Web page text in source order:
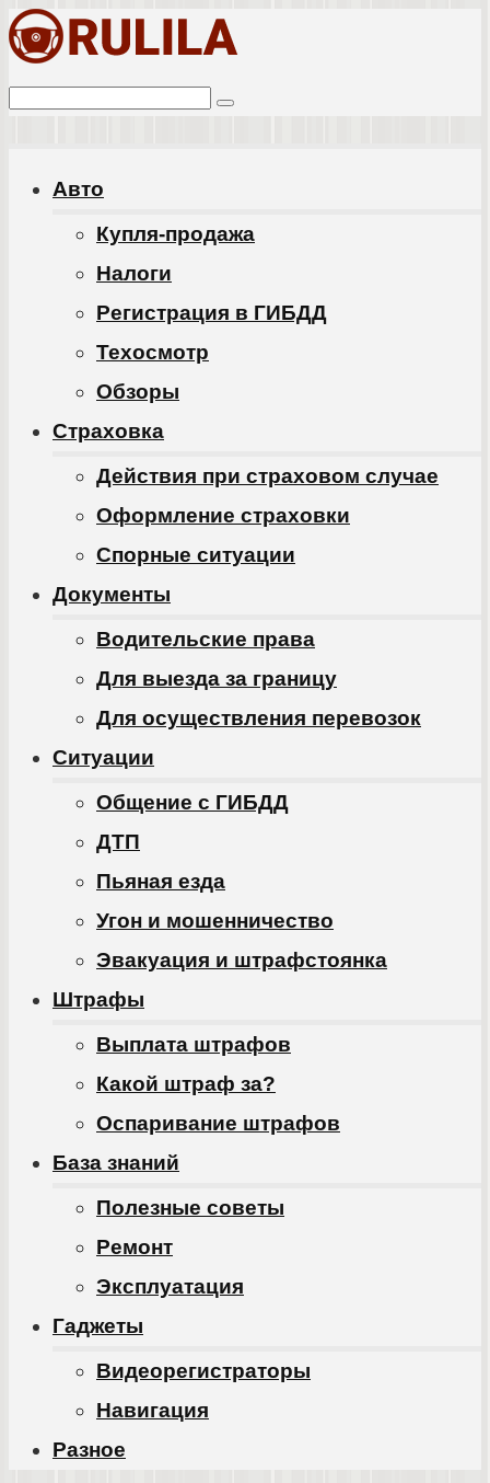
Перейти
контенту
Поиск:
Авто
Купля-продажа
Налоги
Регистрация в ГИБДД
Техосмотр
Обзоры
Cтраховка
Действия при страховом случае
Оформление страховки
Спорные ситуации
Документы
Водительские права
Для выезда за границу
Для осуществления перевозок
Ситуации
Общение с ГИБДД
ДТП
Пьяная езда
Угон и мошенничество
Эвакуация и штрафстоянка
Штрафы
Выплата штрафов
Какой штраф за?
Оспаривание штрафов
База знаний
Полезные советы
Ремонт
Эксплуатация
Гаджеты
Видеорегистраторы
Навигация
Разное